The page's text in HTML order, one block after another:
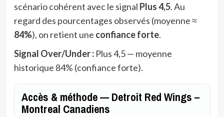
scénario cohérent avec le signal Plus 4,5. Au
regard des pourcentages observés (moyenne ≈
84%), on retient une confiance forte.
Signal Over/Under :Plus 4,5 — moyenne
historique 84% (confiance forte).
Accès & méthode — Detroit Red Wings –
Montreal Canadiens